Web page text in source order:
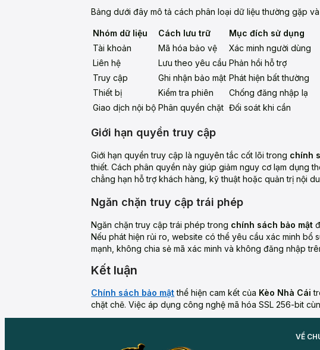
Bảng dưới đây mô tả cách phân loại dữ liệu thường gặp
Nhóm dữ liệu Cách lưu trữ
Mục đích sử dụng
Tài khoản
Mã hóa bảo vệ
Xác minh người dùng
Liên hệ
Lưu theo yêu cầu Phản hồi hỗ trợ
Truy cập
Ghi nhận bảo mật Phát hiện bất thường
Thiết bị
Kiểm tra phiên
Chống đăng nhập lạ
Giao dịch nội bộ Phân quyền chặt Đối soát khi cần
Giới hạn quyền truy cập
Giới hạn quyền truy cập là nguyên tắc cốt lõi trong chính
thiết. Cách phân quyền này giúp giảm nguy cơ lạm dụng
chẳng hạn hỗ trợ khách hàng, kỹ thuật hoặc quản trị nội
Ngăn chặn truy cập trái phép
Ngăn chặn truy cập trái phép trong chính sách bảo mật
Nếu phát hiện rủi ro, website có thể yêu cầu xác minh
mạnh, không chia sẻ mã xác minh và không đăng nhập
Kết luận
Chính sách bảo mậtthể hiện cam kết của Kèo Nhà Cái
chặt chẽ. Việc áp dụng công nghệ mã hóa SSL 256-bit
VỀ